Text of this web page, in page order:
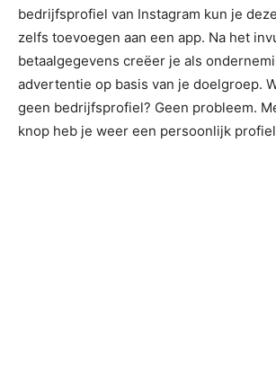
bedrijfsprofiel van Instagram kun je
zelfs toevoegen aan een app. Na het
betaalgegevens creëer je als
advertentie op basis van je doelgroep.
geen bedrijfsprofiel? Geen probleem.
knop heb je weer een persoonlijk